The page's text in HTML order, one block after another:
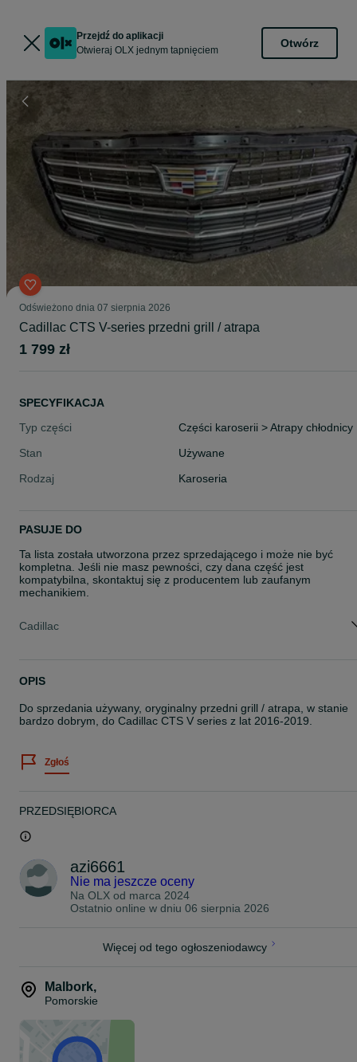
Przejdź do aplikacji
Otwieraj OLX jednym tapnięciem
Otwórz
Odświeżono dnia 07 sierpnia 2026
Cadillac CTS V-series przedni grill / atrapa
1 799 zł
SPECYFIKACJA
Typ części
Części karoserii > Atrapy chłodnicy
Stan
Używane
Rodzaj
Karoseria
PASUJE DO
Ta lista została utworzona przez sprzedającego i może nie być
kompletna. Jeśli nie masz pewności, czy dana część jest
kompatybilna, skontaktuj się z producentem lub zaufanym
mechanikiem.
Cadillac
OPIS
Do sprzedania używany, oryginalny przedni grill / atrapa, w stanie
bardzo dobrym, do Cadillac CTS V series z lat 2016-2019.
Zgłoś
PRZEDSIĘBIORCA
azi6661
Nie ma jeszcze oceny
Na OLX od marca 2024
Ostatnio online w dniu 06 sierpnia 2026
Więcej od tego ogłoszeniodawcy
Malbork,
Pomorskie